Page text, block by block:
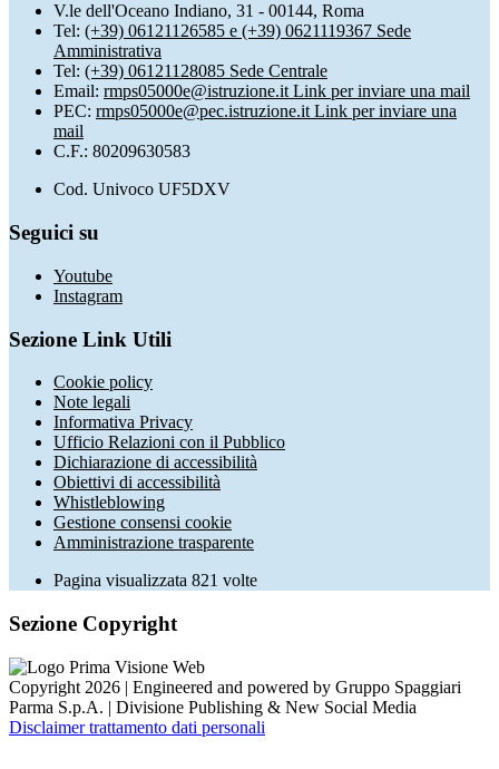
V.le dell'Oceano Indiano, 31 - 00144, Roma
Tel: (+39) 06121126585 e (+39) 0621119367 Sede
Amministrativa
Tel: (+39) 06121128085 Sede Centrale
Email: rmps05000e@istruzione.it Link per inviare una mail
PEC: rmps05000e@pec.istruzione.it Link per inviare una
mail
C.F.: 80209630583
Cod. Univoco UF5DXV
Seguici su
Youtube
Instagram
Sezione Link Utili
Cookie policy
Note legali
Informativa Privacy
Ufficio Relazioni con il Pubblico
Dichiarazione di accessibilità
Obiettivi di accessibilità
Whistleblowing
Gestione consensi cookie
Amministrazione trasparente
Pagina visualizzata 821 volte
Sezione Copyright
Copyright 2026 | Engineered and powered by Gruppo Spaggiari
Parma S.p.A. | Divisione Publishing & New Social Media
Disclaimer trattamento dati personali